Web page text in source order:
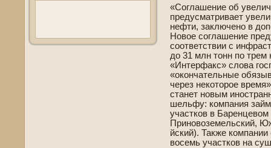
«Соглашение об
предусматривает
нефти, заключено в
Новое соглашение
соотве­тствии с
до 31 млн тонн по
«Интерфакс» слова
«окончательные
через некоторое
станет новым
шельфу: компания
участков в
Приновоземельский,
йский). Также
восемь участков на